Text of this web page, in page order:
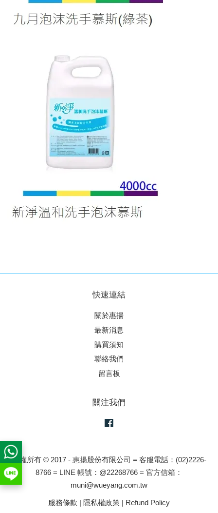
快速連結
關於惠揚
最新消息
購買須知
聯絡我們
留言板
關注我們
版權所有 © 2017 - 惠揚股份有限公司 = 客服電話：(02)2226-
8766 = LINE 帳號：@22268766 = 官方信箱：
muni@wueyang.com.tw
服務條款 | 隱私權政策 | Refund Policy